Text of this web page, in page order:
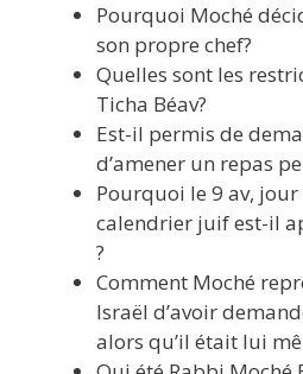
Pourquoi Moché
son propre chef?
Quelles sont les
Ticha Béav?
Est-il permis de
d’amener un repas
Pourquoi le 9 av,
calendrier juif est-il
?
Comment Moché
Israël d’avoir
alors qu’il était lui